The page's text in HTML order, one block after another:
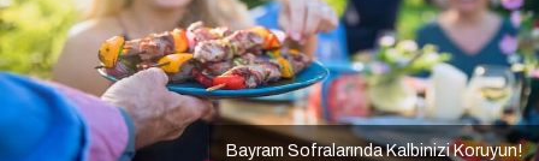
Bayram Sofralarında Kalbinizi Koruyun!